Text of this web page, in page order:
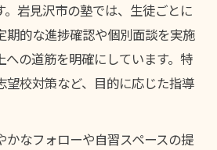
。岩見沢市の塾では、生徒ごとに
期的な進捗確認や個別面談を実施
への道筋を明確にしています。特
望校対策など、目的に応じた指導
かなフォローや自習スペースの提